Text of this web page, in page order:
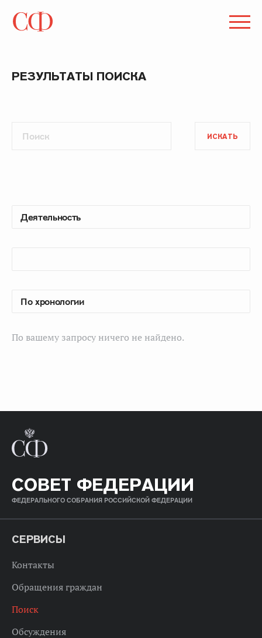
РЕЗУЛЬТАТЫ ПОИСКА
ИСКАТЬ
По вашему запросу ничего не найдено.
СОВЕТ ФЕДЕРАЦИИ
ФЕДЕРАЛЬНОГО СОБРАНИЯ РОССИЙСКОЙ ФЕДЕРАЦИИ
СЕРВИСЫ
Контакты
Обращения граждан
Поиск
Обсуждения